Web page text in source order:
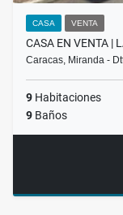
CASA VENTA
CASA EN VENTA |
Caracas, Miranda -
9 Habitaciones
9 Baños